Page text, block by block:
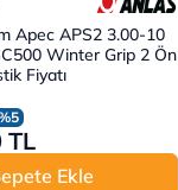
Apec APS2 3.00-10
Winter Grip 2 Ön
Fiyatı
TL
Ekle